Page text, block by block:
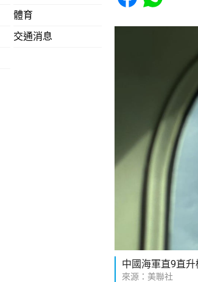
體育
交通消息
中國海軍直9直升
來源：美聯社